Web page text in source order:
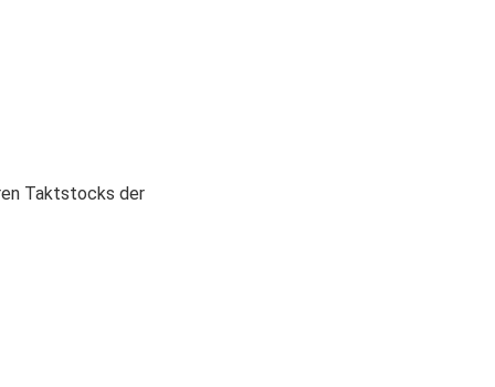
Taktstocks der